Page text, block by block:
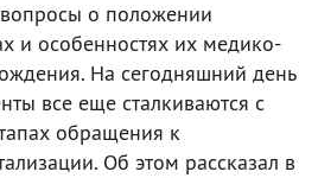
о положении
и особенностях их медико-
На сегодняшний день
все еще сталкиваются с
обращения к
Об этом рассказал в